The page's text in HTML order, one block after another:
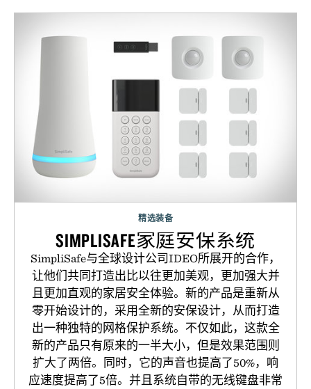
精选装备
SIMPLISAFE家庭安保系统
SimpliSafe与全球设计公司IDEO所展开的合作，
让他们共同打造出比以往更加美观，更加强大并
且更加直观的家居安全体验。新的产品是重新从
零开始设计的，采用全新的安保设计，从而打造
出一种独特的网格保护系统。不仅如此，这款全
新的产品只有原来的一半大小，但是效果范围则
扩大了两倍。同时，它的声音也提高了50%，响
应速度提高了5倍。并且系统自带的无线键盘非常